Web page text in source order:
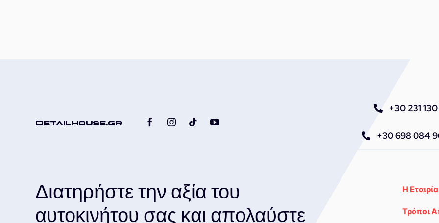
Detailhouse.gr
+30 231 130
+30 698 084
Διατηρήστε την αξία του
αυτοκινήτου σας και απολαύστε
Η
Τρόποι